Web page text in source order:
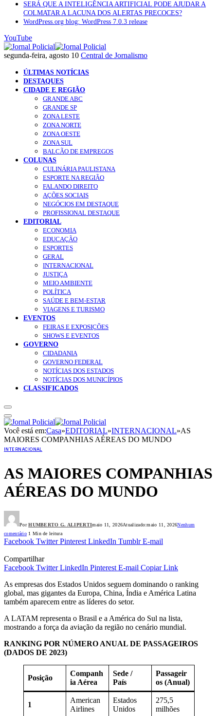
SERÁ QUE A INTELIGÊNCIA ARTIFICIAL PODE AJUDAR A
COLMATAR A LACUNA DOS ALERTAS PRECOCES?
WordPress.org blog: WordPress 7.0.3 release
YouTube
segunda-feira, agosto 10 Central de Jornalismo
ÚLTIMAS NOTÍCIAS
DESTAQUES
CIDADE E REGIÃO
GRANDE ABC
GRANDE SP
ZONA LESTE
ZONA NORTE
ZONA OESTE
ZONA SUL
BALCÃO DE EMPREGOS
COLUNAS
CULINÁRIA PAULISTANA
ESPORTE NA REGIÃO
FALANDO DIREITO
AÇÕES SOCIAIS
NEGÓCIOS EM DESTAQUE
PROFISSIONAL DESTAQUE
EDITORIAL
ECONOMIA
EDUCAÇÃO
ESPORTES
GERAL
INTERNACIONAL
JUSTIÇA
MEIO AMBIENTE
POLÍTICA
SAÚDE E BEM-ESTAR
VIAGENS E TURISMO
EVENTOS
FEIRAS E EXPOSIÇÕES
SHOWS E EVENTOS
GOVERNO
CIDADANIA
GOVERNO FEDERAL
NOTÍCIAS DOS ESTADOS
NOTÍCIAS DOS MUNICÍPIOS
CLASSIFICADOS
Você está em:Casa»EDITORIAL»INTERNACIONAL»AS
MAIORES COMPANHIAS AÉREAS DO MUNDO
INTERNACIONAL
AS MAIORES COMPANHIAS
AÉREAS DO MUNDO
Por HUMBERTO G. ALIPERTImaio 11, 2026Atualizado:maio 11, 2026Nenhum
comentário 1 Min de leitura
Facebook Twitter Pinterest LinkedIn Tumblr E-mail
Compartilhar
Facebook Twitter LinkedIn Pinterest E-mail Copiar Link
As empresas dos Estados Unidos seguem dominando o ranking
global, mas gigantes da Europa, China, Índia e América Latina
também aparecem entre as líderes do setor.
A LATAM representa o Brasil e a América do Sul na lista,
mostrando a força da aviação da região no cenário mundial.
RANKING POR NÚMERO ANUAL DE PASSAGEIROS
(DADOS DE 2023)
Posição
Companh
ia Aérea
Sede /
País
Passageir
os (Anual)
1
American
Airlines
Estados
Unidos
275,5
milhões